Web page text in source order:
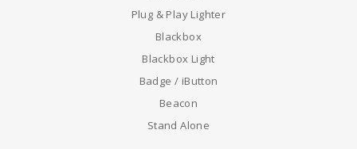
Plug & Play Lighter
Blackbox
Blackbox Light
Badge / iButton
Beacon
Stand Alone